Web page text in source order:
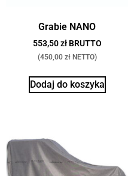
Grabie NANO
553,50 zł BRUTTO
(450,00 zł NETTO)
Dodaj do koszyka